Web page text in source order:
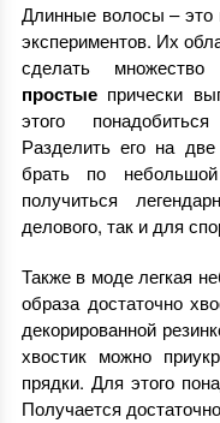
Длинные волосы – это
экспериментов. Их
сделать
простыепрически
этого
Разделить его на
брать по
получиться
делового, так и для
Также в моде легкая
образа достаточно
декорированной
хвостик можно
прядки. Для этого
Получается